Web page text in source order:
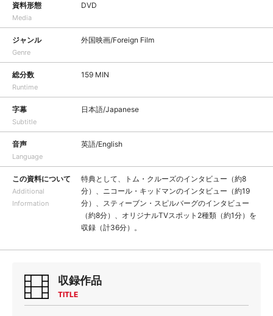
資料形態
Media
DVD
ジャンル
Genre
外国映画/Foreign Film
総分数
Runtime
159 MIN
字幕
Subtitle
日本語/Japanese
音声
Language
英語/English
この資料について
Additional
Information
特典として、トム・クルーズのインタビュー（約8
分）、ニコール・キッドマンのインタビュー（約19
分）、スティーブン・スピルバーグのインタビュー
（約8分）、オリジナルTVスポット2種類（約1分）を
収録（計36分）。
収録作品
TITLE